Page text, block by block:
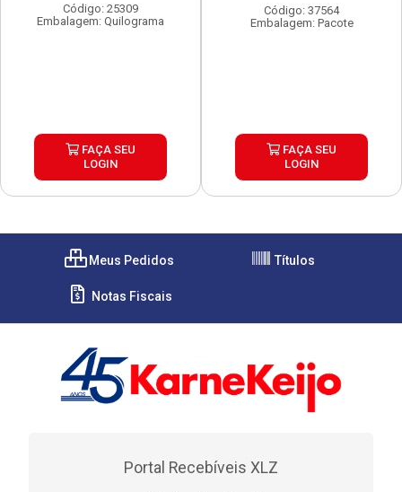
Código: 25309
Embalagem: Quilograma
FAÇA SEU
LOGIN
Código: 37564
Embalagem: Pacote
FAÇA SEU
LOGIN
Meus Pedidos Títulos
Notas Fiscais
Portal Recebíveis XLZ